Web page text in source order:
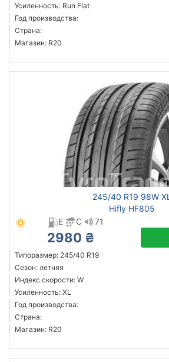
Усиленность: Run Flat
Год производства:
Страна:
Магазин: R20
245/40 R19 98W XL
Hifly HF805
E
C 71
2980 ₴
Типоразмер: 245/40 R19
Сезон: летняя
Индекс скорости: W
Усиленность: XL
Год производства:
Страна:
Магазин: R20